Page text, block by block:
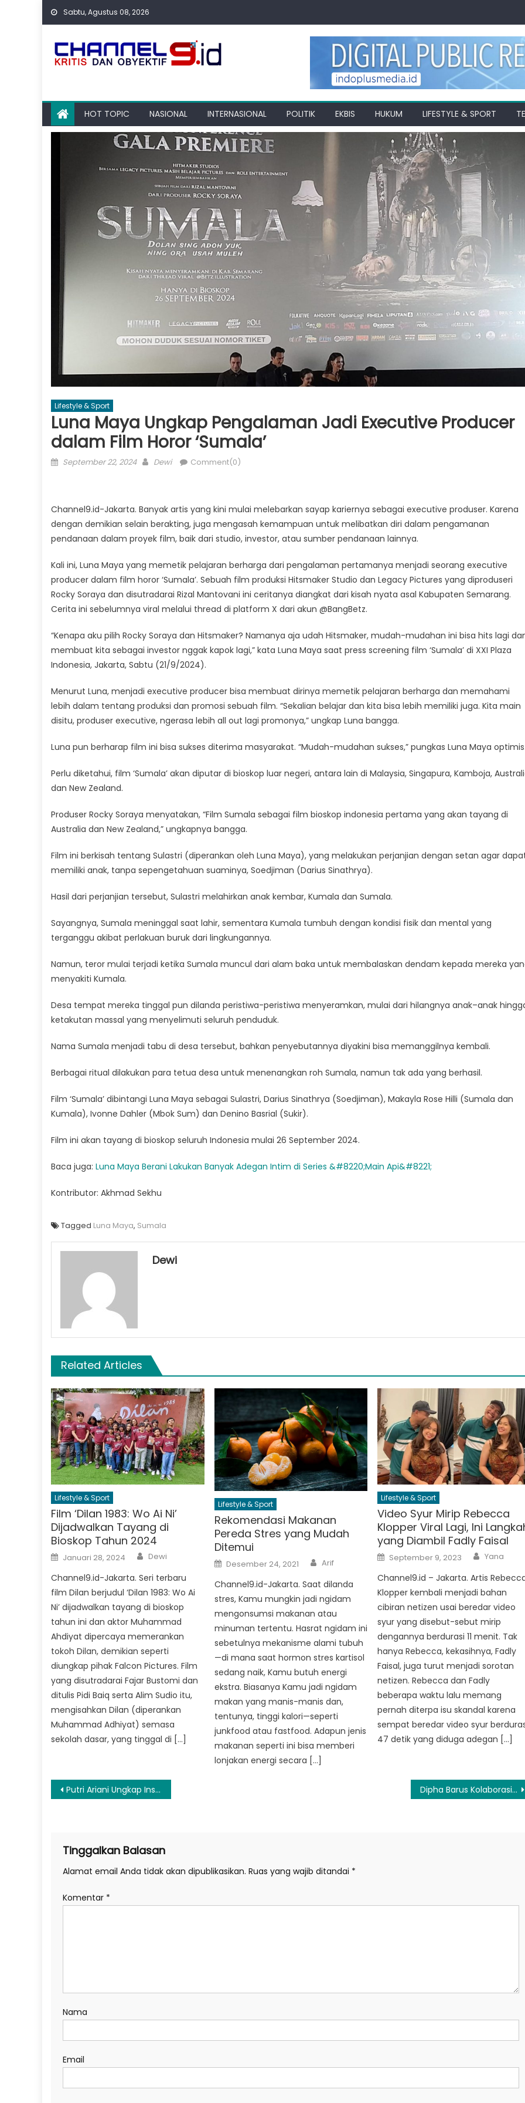
Skip
Sabtu, Agustus 08, 2026
HOT TOPIC NASIONAL INTERNASIONAL POLITIK EKBIS HUKUM LIFESTYLE & SPORT
Lifestyle & Sport
Luna Maya Ungkap Pengalaman Jadi Executive Producer
dalam Film Horor ‘Sumala’
Posted
September 22, 2024 Author
Dewi Comment(0)
Channel9.id-Jakarta. Banyak artis yang kini mulai melebarkan sayap kariernya sebagai executive produser. Karena
dengan demikian selain berakting, juga mengasah kemampuan untuk melibatkan diri dalam pengamanan
pendanaan dalam proyek film, baik dari studio, investor, atau sumber pendanaan lainnya.
Kali ini, Luna Maya yang memetik pelajaran berharga dari pengalaman pertamanya menjadi seorang executive
producer dalam film horor ‘Sumala’. Sebuah film produksi Hitsmaker Studio dan Legacy Pictures yang diproduseri
Rocky Soraya dan disutradarai Rizal Mantovani ini ceritanya diangkat dari kisah nyata asal Kabupaten Semarang.
Cerita ini sebelumnya viral melalui thread di platform X dari akun @BangBetz.
“Kenapa aku pilih Rocky Soraya dan Hitsmaker? Namanya aja udah Hitsmaker, mudah-mudahan ini bisa hits lagi
membuat kita sebagai investor nggak kapok lagi,” kata Luna Maya saat press screening film ‘Sumala’ di XXI Plaza
Indonesia, Jakarta, Sabtu (21/9/2024).
Menurut Luna, menjadi executive producer bisa membuat dirinya memetik pelajaran berharga dan memahami
lebih dalam tentang produksi dan promosi sebuah film. “Sekalian belajar dan kita bisa lebih memiliki juga. Kita main
disitu, produser executive, ngerasa lebih all out lagi promonya,” ungkap Luna bangga.
Luna pun berharap film ini bisa sukses diterima masyarakat. “Mudah-mudahan sukses,” pungkas Luna Maya
Perlu diketahui, film ‘Sumala’ akan diputar di bioskop luar negeri, antara lain di Malaysia, Singapura, Kamboja,
dan New Zealand.
Produser Rocky Soraya menyatakan, “Film Sumala sebagai film bioskop indonesia pertama yang akan tayang di
Australia dan New Zealand,” ungkapnya bangga.
Film ini berkisah tentang Sulastri (diperankan oleh Luna Maya), yang melakukan perjanjian dengan setan agar
memiliki anak, tanpa sepengetahuan suaminya, Soedjiman (Darius Sinathrya).
Hasil dari perjanjian tersebut, Sulastri melahirkan anak kembar, Kumala dan Sumala.
Sayangnya, Sumala meninggal saat lahir, sementara Kumala tumbuh dengan kondisi fisik dan mental yang
terganggu akibat perlakuan buruk dari lingkungannya.
Namun, teror mulai terjadi ketika Sumala muncul dari alam baka untuk membalaskan dendam kepada mereka
menyakiti Kumala.
Desa tempat mereka tinggal pun dilanda peristiwa-peristiwa menyeramkan, mulai dari hilangnya anak–anak
ketakutan massal yang menyelimuti seluruh penduduk.
Nama Sumala menjadi tabu di desa tersebut, bahkan penyebutannya diyakini bisa memanggilnya kembali.
Berbagai ritual dilakukan para tetua desa untuk menenangkan roh Sumala, namun tak ada yang berhasil.
Film ‘Sumala’ dibintangi Luna Maya sebagai Sulastri, Darius Sinathrya (Soedjiman), Makayla Rose Hilli (Sumala dan
Kumala), Ivonne Dahler (Mbok Sum) dan Denino Basrial (Sukir).
Film ini akan tayang di bioskop seluruh Indonesia mulai 26 September 2024.
Baca juga: Luna Maya Berani Lakukan Banyak Adegan Intim di Series &#8220;Main Api&#8221;
Kontributor: Akhmad Sekhu
Tagged Luna Maya, Sumala
Dewi
Related Articles
Lifestyle & Sport
Film ‘Dilan 1983: Wo Ai Ni’
Dijadwalkan Tayang di
Bioskop Tahun 2024
Posted
on
Januari 28, 2024 Author
Dewi
Channel9.id-Jakarta. Seri terbaru
film Dilan berjudul ‘Dilan 1983: Wo Ai
Ni’ dijadwalkan tayang di bioskop
tahun ini dan aktor Muhammad
Ahdiyat dipercaya memerankan
tokoh Dilan, demikian seperti
diungkap pihak Falcon Pictures. Film
yang disutradarai Fajar Bustomi dan
ditulis Pidi Baiq serta Alim Sudio itu,
mengisahkan Dilan (diperankan
Muhammad Adhiyat) semasa
sekolah dasar, yang tinggal di […]
Lifestyle & Sport
Rekomendasi Makanan
Pereda Stres yang Mudah
Ditemui
Posted
on
Desember 24, 2021 Author
Arif
Channel9.id-Jakarta. Saat dilanda
stres, Kamu mungkin jadi ngidam
mengonsumsi makanan atau
minuman tertentu. Hasrat ngidam ini
sebetulnya mekanisme alami tubuh
—di mana saat hormon stres kartisol
sedang naik, Kamu butuh energi
ekstra. Biasanya Kamu jadi ngidam
makan yang manis-manis dan,
tentunya, tinggi kalori—seperti
junkfood atau fastfood. Adapun jenis
makanan seperti ini bisa memberi
lonjakan energi secara […]
Lifestyle & Sport
Video Syur Mirip Rebecca
Klopper Viral Lagi, Ini
yang Diambil Fadly Faisal
Posted
on
September 9, 2023 Author
Yana
Channel9.id – Jakarta. Artis
Klopper kembali menjadi bahan
cibiran netizen usai beredar video
syur yang disebut-sebut mirip
dengannya berdurasi 11 menit. Tak
hanya Rebecca, kekasihnya, Fadly
Faisal, juga turut menjadi sorotan
netizen. Rebecca dan Fadly
beberapa waktu lalu memang
pernah diterpa isu skandal karena
sempat beredar video syur
47 detik yang diduga adegan […]
Navigasi
Putri Ariani Ungkap Inspirasi Lagu ‘Senyumannya Tutupi Semua Lelah’ di Album ‘Evolve’ Dipha Barus Kolaborasi Penyanyi Amerika Serikat Ciara Rilis Single Remix ‘Goodies 2024’
Tinggalkan Balasan
Alamat email Anda tidak akan dipublikasikan. Ruas yang wajib ditandai *
Komentar *
Nama
Email